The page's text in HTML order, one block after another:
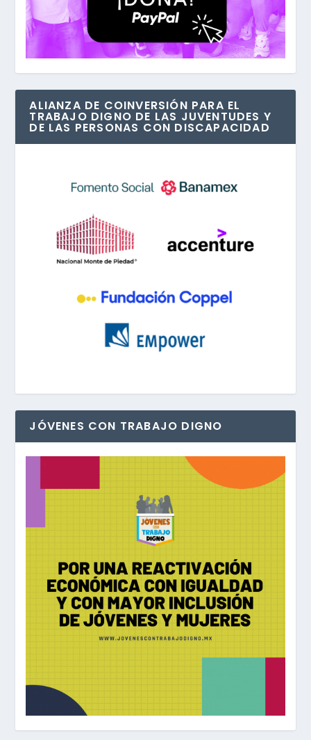
ALIANZA DE COINVERSIÓN PARA EL
TRABAJO DIGNO DE LAS JUVENTUDES Y
DE LAS PERSONAS CON DISCAPACIDAD
JÓVENES CON TRABAJO DIGNO